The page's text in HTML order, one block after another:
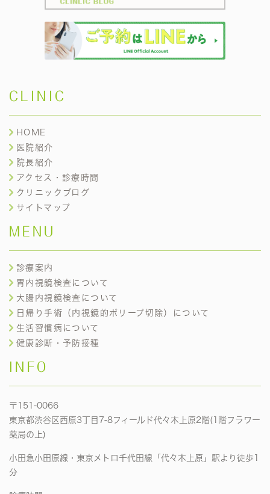
CLINIC
HOME
医院紹介
院長紹介
アクセス・診療時間
クリニックブログ
サイトマップ
MENU
診療案内
胃内視鏡検査について
大腸内視鏡検査について
日帰り手術（内視鏡的ポリープ切除）について
生活習慣病について
健康診断・予防接種
INFO
〒151-0066
東京都渋谷区西原3丁目7-8フィールド代々木上原2階(1階フラワー
薬局の上)
小田急小田原線・東京メトロ千代田線「代々木上原」駅より徒歩1
分